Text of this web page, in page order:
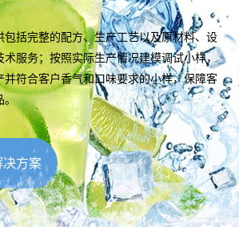
师、技师若干名，为客户定制高效、实用的
术产品解决方案。
情